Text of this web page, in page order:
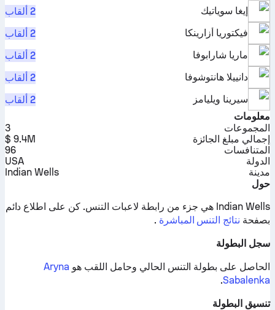
إيغا سوياتيك
2 ألقاب
فيكتوريا أزارينكا
2 ألقاب
ماريا شارابوفا
2 ألقاب
دانييلا هانتوشوفا
2 ألقاب
سيرينا ويليامز
2 ألقاب
معلومات
المجموعات
3
إجمالي مبلغ الجائزة
9.4M $
المتنافسات
96
الدولة
USA
مدينة
Indian Wells
حول
Indian Wells هي جزء من رابطة لاعبات التنس.
كن على اطلاع دائم
بصفحة نتائج التنس المباشرة .
سجل البطولة
الحاصل على بطولة التنس الحالي وحامل اللقب هو Aryna
Sabalenka
.
تنسيق البطولة